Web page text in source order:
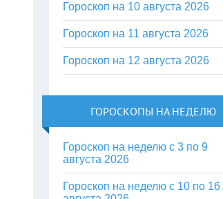
Гороскоп на 10 августа 2026
Гороскоп на 11 августа 2026
Гороскоп на 12 августа 2026
ГОРОСКОПЫ НА НЕДЕЛЮ
Гороскоп на неделю с 3 по 9
августа 2026
Гороскоп на неделю с 10 по 16